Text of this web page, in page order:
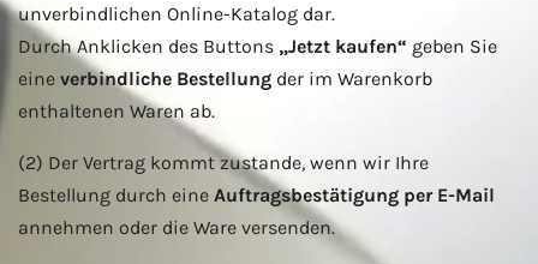
unverbindlichen Online-Katalog dar.
Durch Anklicken des Buttons „Jetzt kaufen“ geben Sie
eine verbindliche Bestellung der im Warenkorb
enthaltenen Waren ab.
(2) Der Vertrag kommt zustande, wenn wir Ihre
Bestellung durch eine Auftragsbestätigung per E-Mail
annehmen oder die Ware versenden.